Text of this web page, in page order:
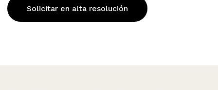
Solicitar en alta resolución